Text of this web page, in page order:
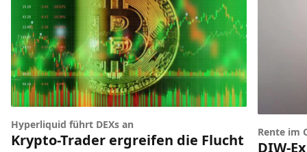
Hyperliquid führt DEXs an
Krypto-Trader ergreifen die Flucht
Rente im
DIW-